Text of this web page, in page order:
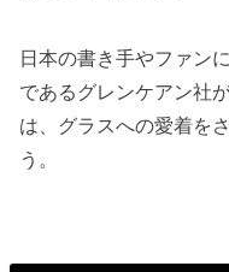
日本の書き手やファン
であるグレンケアン社
は、グラスへの愛着を
う。